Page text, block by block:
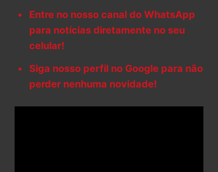
Entre no nosso canal do WhatsApp
para notícias diretamente no seu
celular!
Siga nosso perfil no Google para não
perder nenhuma novidade!